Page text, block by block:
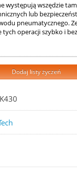
występują wszędzie
lub
pneumatycznego.
operacji szybko i
Dodaj listy życzeń